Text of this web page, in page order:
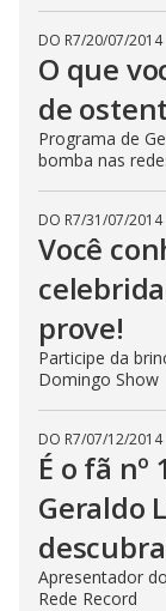
DO R7/20/07/2014
O que
de
Programa de
bomba nas
DO R7/31/07/2014
Você
prove!
Participe da
Domingo Show
DO R7/07/12/2014
É o fã
Geraldo
Apresentador
Rede Record